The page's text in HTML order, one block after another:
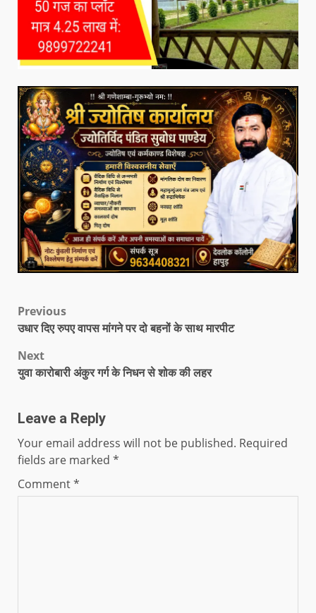
Previous
उधार दिए रुपए वापस मांगने पर दो बहनों के साथ मारपीट
Next
युवा कारोबारी अंकुर गर्ग के निधन से शोक की लहर
Leave a Reply
Your email address will not be published. Required
fields are marked *
Comment*